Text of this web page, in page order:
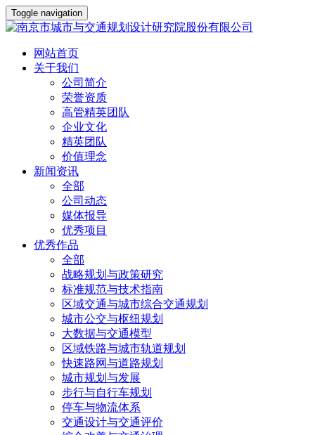
Toggle navigation
网站首页
关于我们
公司简介
荣誉资质
高管精英团队
企业文化
精英团队
价值理念
新闻资讯
全部
公司动态
媒体报导
优秀项目
优秀作品
全部
战略规划与政策研究
标准规范与技术指南
区域交通与城市综合交通规划
城市公交与枢纽规划
大数据与交通模型
区域铁路与城市轨道规划
快速路网与道路规划
城市规划与发展
步行与自行车规划
停车与物流体系
交通设计与交通评价